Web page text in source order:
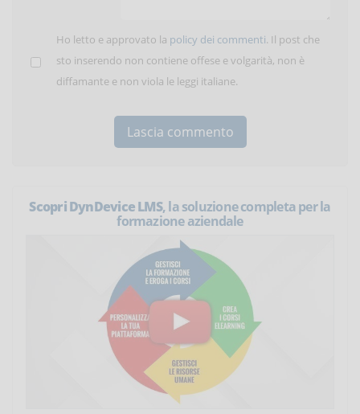
Ho letto e approvato la policy dei commenti. Il post che
sto inserendo non contiene offese e volgarità, non è
diffamante e non viola le leggi italiane.
Scopri DynDevice LMS, la soluzione completa per la
formazione aziendale